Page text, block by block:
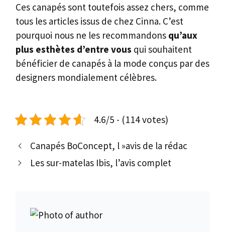
Ces canapés sont toutefois assez chers, comme
tous les articles issus de chez Cinna. C’est
pourquoi nous ne les recommandons qu’aux
plus esthètes d’entre vous qui souhaitent
bénéficier de canapés à la mode conçus par des
designers mondialement célèbres.
4.6/5 - (114 votes)
Canapés BoConcept, l »avis de la rédac
Les sur-matelas Ibis, l’avis complet